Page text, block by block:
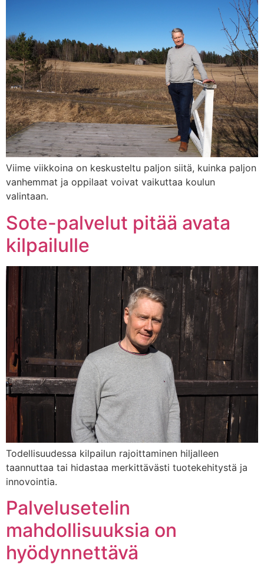
Viime viikkoina on keskusteltu paljon siitä, kuinka paljon
vanhemmat ja oppilaat voivat vaikuttaa koulun
valintaan.
Sote-palvelut pitää avata
kilpailulle
Todellisuudessa kilpailun rajoittaminen hiljalleen
taannuttaa tai hidastaa merkittävästi tuotekehitystä ja
innovointia.
Palvelusetelin
mahdollisuuksia on
hyödynnettävä